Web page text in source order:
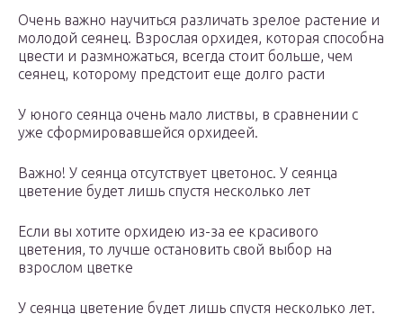
Очень важно научиться различать зрелое растение и
молодой сеянец. Взрослая орхидея, которая способна
цвести и размножаться, всегда стоит больше, чем
сеянец, которому предстоит еще долго расти
У юного сеянца очень мало листвы, в сравнении с
уже сформировавшейся орхидеей.
Важно! У сеянца отсутствует цветонос. У сеянца
цветение будет лишь спустя несколько лет
Если вы хотите орхидею из-за ее красивого
цветения, то лучше остановить свой выбор на
взрослом цветке
У сеянца цветение будет лишь спустя несколько лет.